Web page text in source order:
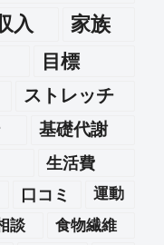
入 家族
目標
ストレッチ
基礎代謝
生活費
口コミ
運動
談
食物繊維